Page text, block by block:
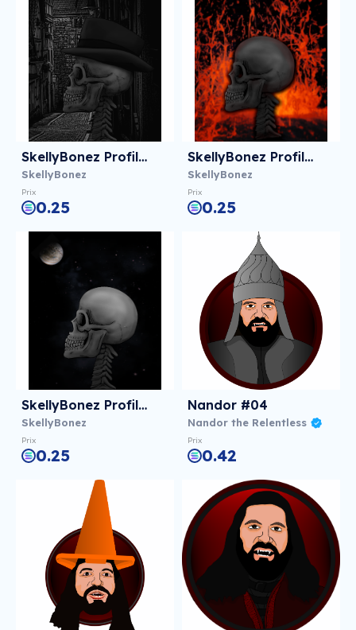
SkellyBonez Profile 003
SkellyBonez
Prix
0.25
SkellyBonez Profile 002
SkellyBonez
Prix
0.25
SkellyBonez Profile 001
SkellyBonez
Prix
0.25
Nandor #04
Nandor the Relentless
Prix
0.42